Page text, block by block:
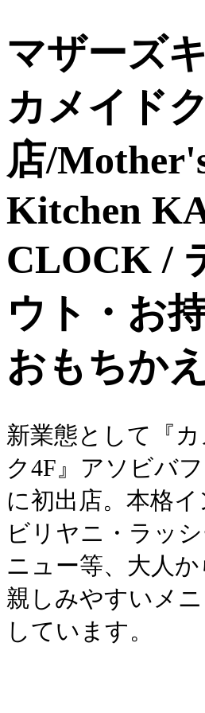
マザーズ
カメイド
店/
Kitchen
CLOCK /
ウト・お
おもちか
新業態として『
ク4F』アソビバ
に初出店。本格
ビリヤニ・ラッ
ニュー等、大人
親しみやすいメ
しています。